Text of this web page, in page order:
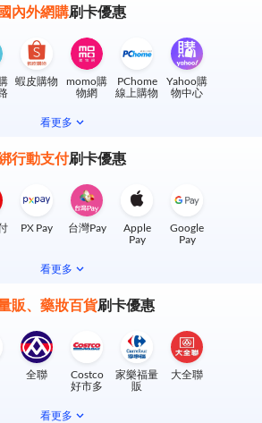
內外網購刷卡優惠
蝦皮購物
momo購
物網
PChome
線上購物
Yahoo購
物中心
看更多
行動支付刷卡優惠
PX Pay 台灣Pay
Apple
Pay
Google
Pay
看更多
販、藥妝百貨刷卡優惠
全聯
Costco
好市多
家樂福量
販
大全聯
看更多